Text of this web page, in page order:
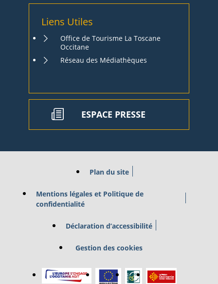
Liens Utiles
Office de Tourisme La Toscane
Occitane
Réseau des Médiathèques
ESPACE PRESSE
Plan du site
Mentions légales et Politique de
confidentialité
Déclaration d’accessibilité
Gestion des cookies